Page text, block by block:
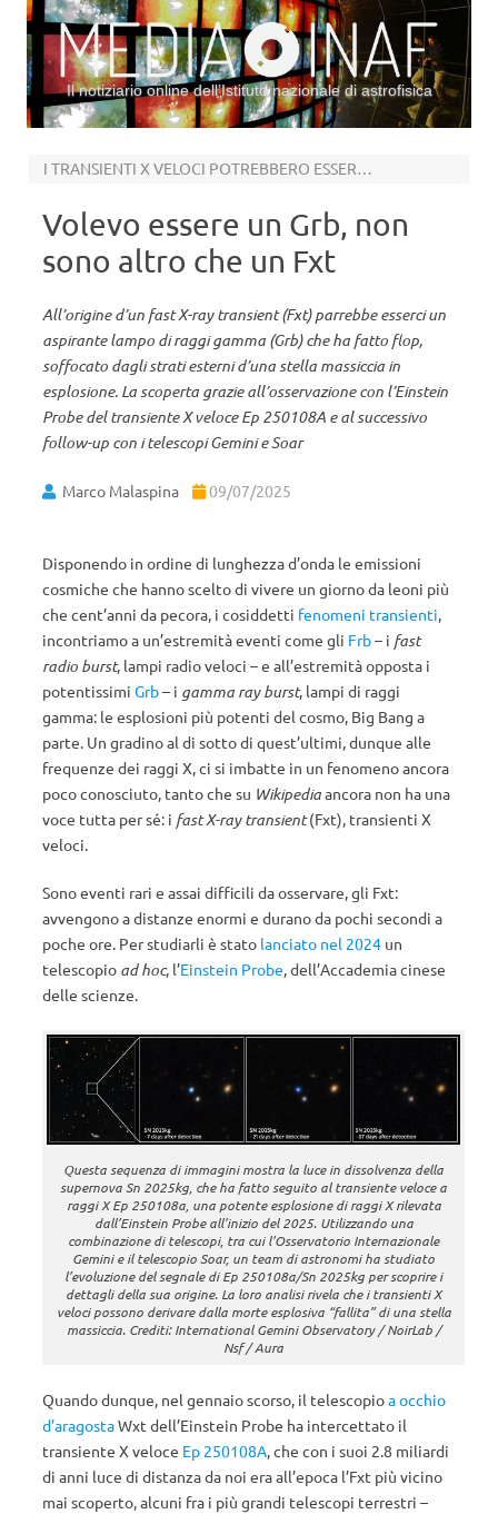
Il notiziario online dell’Istituto nazionale di astrofisica
I TRANSIENTI X VELOCI POTREBBERO ESSERE LAMPI GAMMA FALLITI
Volevo essere un Grb, non
sono altro che un Fxt
All’origine d’un fast X-ray transient (Fxt) parrebbe esserci un
aspirante lampo di raggi gamma (Grb) che ha fatto flop,
soffocato dagli strati esterni d’una stella massiccia in
esplosione. La scoperta grazie all’osservazione con l’Einstein
Probe del transiente X veloce Ep 250108A e al successivo
follow-up con i telescopi Gemini e Soar
Marco Malaspina 09/07/2025
Disponendo in ordine di lunghezza d’onda le emissioni
cosmiche che hanno scelto di vivere un giorno da leoni più
che cent’anni da pecora, i cosiddetti fenomeni transienti,
incontriamo a un’estremità eventi come gli Frb– i fast
radio burst, lampi radio veloci – e all’estremità opposta i
potentissimi Grb– i gamma ray burst, lampi di raggi
gamma: le esplosioni più potenti del cosmo, Big Bang a
parte. Un gradino al di sotto di quest’ultimi, dunque alle
frequenze dei raggi X, ci si imbatte in un fenomeno ancora
poco conosciuto, tanto che su Wikipediaancora non ha una
voce tutta per sé: i fast X-ray transient(Fxt), transienti X
veloci.
Sono eventi rari e assai difficili da osservare, gli Fxt:
avvengono a distanze enormi e durano da pochi secondi a
poche ore. Per studiarli è stato lanciato nel 2024 un
telescopio ad hoc, l’Einstein Probe, dell’Accademia cinese
delle scienze.
Questa sequenza di immagini mostra la luce in dissolvenza della
supernova Sn 2025kg, che ha fatto seguito al transiente veloce a
raggi X Ep 250108a, una potente esplosione di raggi X rilevata
dall’Einstein Probe all’inizio del 2025. Utilizzando una
combinazione di telescopi, tra cui l’Osservatorio Internazionale
Gemini e il telescopio Soar, un team di astronomi ha studiato
l’evoluzione del segnale di Ep 250108a/Sn 2025kg per scoprire i
dettagli della sua origine. La loro analisi rivela che i transienti X
veloci possono derivare dalla morte esplosiva “fallita” di una stella
massiccia. Crediti: International Gemini Observatory / NoirLab /
Nsf / Aura
Quando dunque, nel gennaio scorso, il telescopioa occhio
d’aragostaWxt dell’Einstein Probe ha intercettato il
transiente X veloce Ep 250108A, che con i suoi 2.8 miliardi
di anni luce di distanza da noi era all’epoca l’Fxt più vicino
mai scoperto, alcuni fra i più grandi telescopi terrestri –